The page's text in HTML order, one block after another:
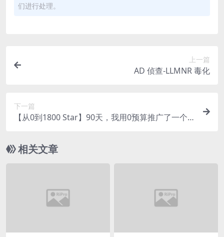
们进行处理。
上一篇
AD 侦查-LLMNR 毒化
下一篇
【从0到1800 Star】90天，我用0预算推广了一个C
相关文章